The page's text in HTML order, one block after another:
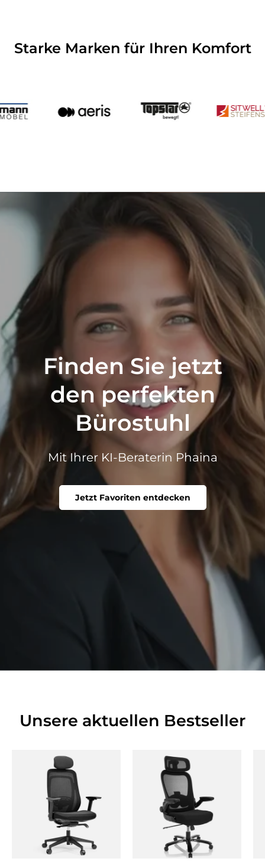
Starke Marken für Ihren Komfort
Finden Sie jetzt
den perfekten
Bürostuhl
Mit Ihrer KI-Beraterin Phaina
Jetzt Favoriten entdecken
Unsere aktuellen Bestseller